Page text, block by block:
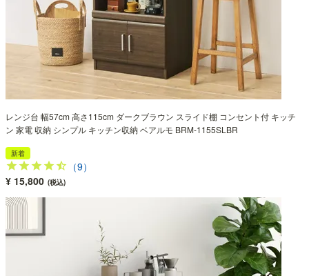
レンジ台 幅57cm 高さ115cm ダークブラウン スライド棚 コンセント付 キッチ
ン 家電 収納 シンプル キッチン収納 ベアルモ BRM-1155SLBR
新着
（9）
¥ 15,800 (税込)